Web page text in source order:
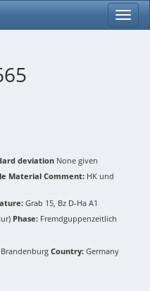
deviation None given
Material Comment: HK und
Grab 15, Bz D-Ha A1
Phase: Fremdguppenzeitlich
Brandenburg Country: Germany